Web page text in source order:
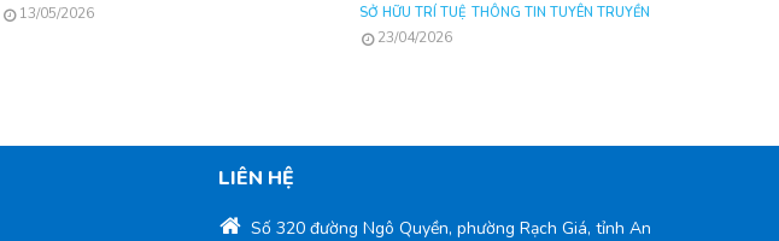
13/05/2026 SỞ HỮU TRÍ TUỆ THÔNG TIN TUYÊN TRUYỀN
23/04/2026
LIÊN HỆ
Số 320 đường Ngô Quyền, phường Rạch Giá, tỉnh An